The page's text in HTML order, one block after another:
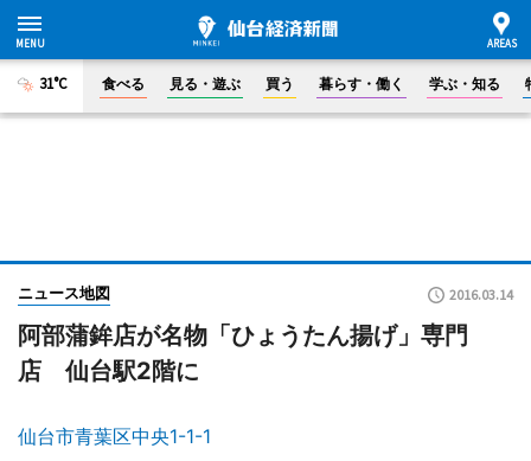
31°C 食べる 見る・遊ぶ 買う 暮らす・働く 学ぶ・知る
ニュース地図 2016.03.14
阿部蒲鉾店が名物「ひょうたん揚げ」専門
店 仙台駅2階に
仙台市青葉区中央1-1-1